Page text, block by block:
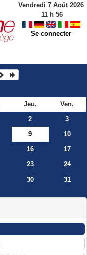
Vendredi 7 Août 2026
11 h 56
Se connecter
Jeu.
Ven.
2
3
9
10
16
17
23
24
30 31